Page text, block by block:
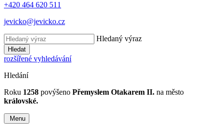
+420 464 620 511
jevicko@jevicko.cz
Hledaný výraz
Hledat
rozšířené vyhledávání
Hledání
Roku 1258 povýšeno Přemyslem Otakarem II. na město
královské.
Menu